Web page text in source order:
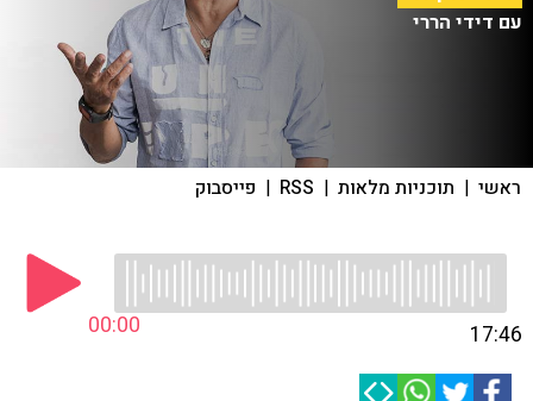
עם דידי הררי
ראשי | תוכניות מלאות |
RSS
| פייסבוק
00:00 17:46